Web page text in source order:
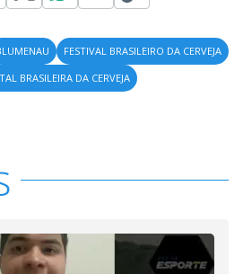
FESTIVAL BRASILEIRO DA CERVEJA
BRASILEIRA DA CERVEJA